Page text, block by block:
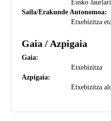
Eusko
Saila/Erakunde Autonomoa:
Etxebizitza
Gaia / Azpigaia
Gaia:
Etxebizitza
Azpigaia:
Etxebizitza